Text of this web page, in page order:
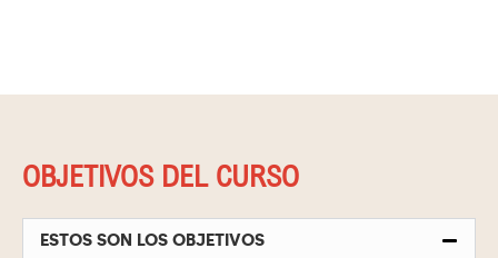
OBJETIVOS DEL CURSO
ESTOS SON LOS OBJETIVOS